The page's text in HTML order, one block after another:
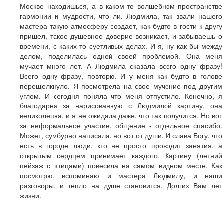
Москве находишься, а в каком-то волшебном пространстве
гармонии и мудрости, что ли. Людмила, так звали нашего
мастера такую атмосферу создает, как будто в гости к другу
пришел, такое душевное доверие возникает, и забываешь о
времени, о каких-то суетливых делах. И я, ну как бы между
делом, поделилась одной своей проблемой. Она меня
мучает много лет. А Людмила сказала всего одну фразу!
Всего одну фразу, повторю. И у меня как будто в голове
перещелкнуло. Я посмотрела на свое мучение под другим
углом. И сегодня поняла что меня отпустило. Конечно, я
благодарна за нарисованную с Людмилой картину, она
великолепна, и я не ожидала даже, что так получится. Но вот
за неформальное участие, общение - отдельное спасибо.
Может, сумбурно написала, но вот от души. И слава Богу, что
есть в городе люди, кто не просто проводит занятия, а
открытым сердцем принимает каждого. Картину (летний
пейзаж с птицами) повесила на самом видном месте. Как
посмотрю, вспоминаю и мастера Людмилу, и наши
разговоры, и тепло на душе становится. Долгих Вам лет
жизни.